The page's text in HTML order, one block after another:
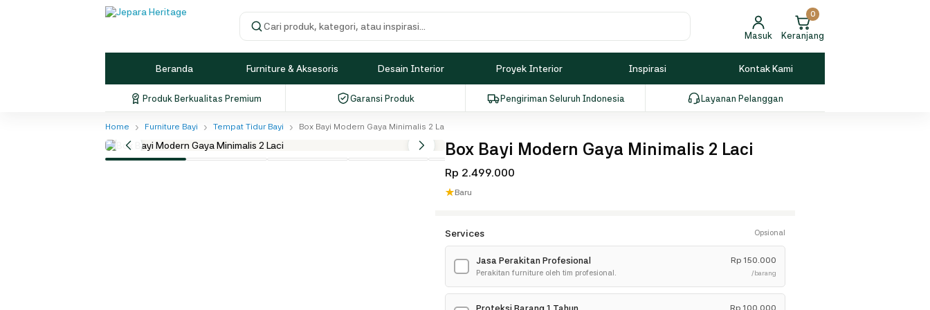
Cari produk Masuk
0
Keranjang
Beranda Furniture & Aksesoris Desain Interior Proyek Interior Inspirasi Kontak Kami
Produk Berkualitas Premium Garansi Produk Pengiriman Seluruh Indonesia Layanan Pelanggan
Home › Furniture Bayi › Tempat Tidur Bayi › Box Bayi Modern Gaya Minimalis 2 Laci
Box Bayi Modern Gaya Minimalis 2 Laci
Rp 2.499.000
★Baru
Services Opsional
Jasa Perakitan Profesional
Perakitan furniture oleh tim profesional.
Rp150.000
/barang
Proteksi Barang 1 Tahun Rp100.000